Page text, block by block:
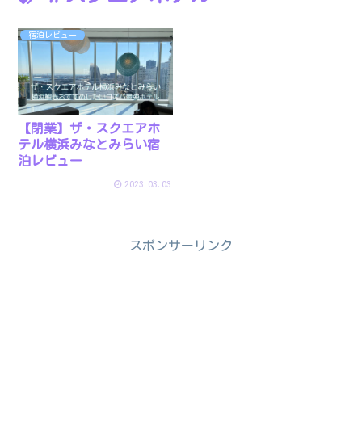
宿泊レビュー
【閉業】ザ・スクエアホ
テル横浜みなとみらい宿
泊レビュー
2023.03.03
スポンサーリンク